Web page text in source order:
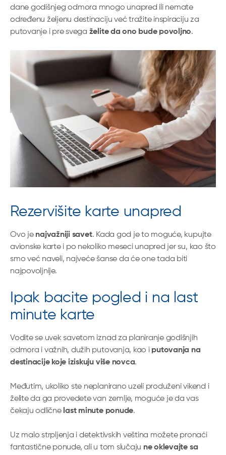
dane godišnjeg odmora mnogo unapred ili nemate
određenu željenu destinaciju već tražite inspiraciju za
putovanje i pre svega želite da ono bude povoljno.
Rezervišite karte unapred
Ovo je najvažniji savet. Kada god je to moguće, kupujte
avionske karte i po nekoliko meseci unapred jer su, kao što
smo već naveli, najveće šanse da će one tada biti
najpovoljnije.
Ipak bacite pogled i na last
minute karte
Vodite se uvek savetom iznad za planiranje godišnjih
odmora i važnih, dužih putovanja, kao i putovanja na
destinacije koje iziskuju više novca.
Međutim, ukoliko ste neplanirano uzeli produženi vikend i
želite da ga provedete van zemlje, moguće je da vas
čekaju odlične last minute ponude.
Uz malo strpljenja i detektivskih veština možete pronaći
fantastične ponude, ali u tom slučaju ne oklevajte sa